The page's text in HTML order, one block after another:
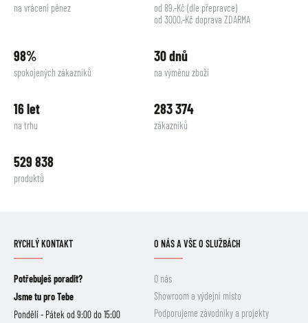
na vrácení pěnez
od 89,-Kč (dle přepravce)
od 3000,-Kč doprava ZDARMA
98%
spokojených zákazníků
30 dnů
na výměnu zboží
16 let
na trhu
283 374
zákazníků
529 838
produktů
RYCHLÝ KONTAKT
Potřebuješ poradit?
Jsme tu pro Tebe
Pondělí - Pátek od 9:00 do 15:00
O NÁS A VŠE O SLUŽBÁCH
O nás
Showroom a výdejní místo
Podporujeme závodníky a projekty